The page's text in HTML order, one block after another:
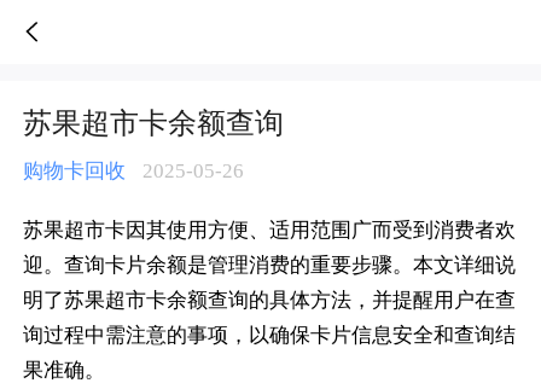
苏果超市卡余额查询
购物卡回收 2025-05-26
苏果超市卡因其使用方便、适用范围广而受到消费者欢
迎。查询卡片余额是管理消费的重要步骤。本文详细说
明了苏果超市卡余额查询的具体方法，并提醒用户在查
询过程中需注意的事项，以确保卡片信息安全和查询结
果准确。